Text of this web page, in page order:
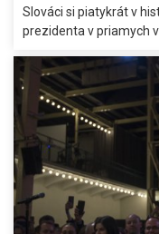
Slováci si piatykrát v
prezidenta v priamych